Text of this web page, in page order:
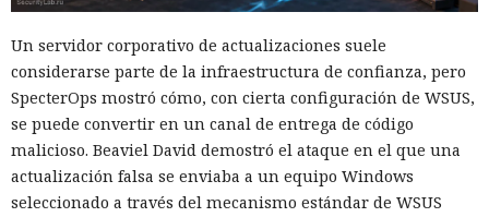
Un servidor corporativo de actualizaciones suele
considerarse parte de la infraestructura de confianza, pero
SpecterOps mostró cómo, con cierta configuración de WSUS,
se puede convertir en un canal de entrega de código
malicioso. Beaviel David demostró el ataque en el que una
actualización falsa se enviaba a un equipo Windows
seleccionado a través del mecanismo estándar de WSUS